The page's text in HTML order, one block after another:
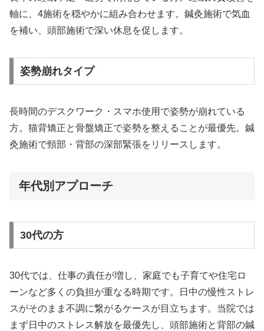
軸に、4施術を穏やかに組み合わせます。鍼灸施術で気血
を補い、頭部施術で深い休息を促します。
姿勢崩れタイプ
長時間のデスクワーク・スマホ使用で姿勢が崩れている
方。猫背矯正と骨盤矯正で姿勢を整えることが最優先。鍼
灸施術で頸部・背部の深部緊張をリリースします。
年代別アプローチ
30代の方
30代では、仕事の責任が増し、家庭でも子育てや住宅ロ
ーンなど多くの負担が重なる時期です。日中の慢性ストレ
スがそのまま不調に繋がるケースが目立ちます。当院では
まず日中のストレス解放を最優先し、頭部施術と背部の鍼